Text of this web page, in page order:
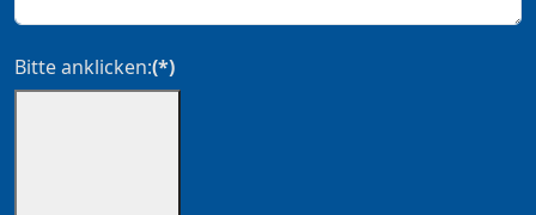
Bitte anklicken:(*)